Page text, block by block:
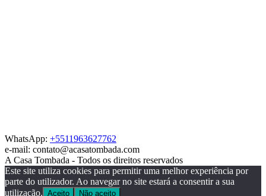
WhatsApp: +5511963627762
e-mail: contato@acasatombada.com
A Casa Tombada - Todos os direitos reservados
Este site utiliza cookies para permitir uma melhor experiência por
parte do utilizador. Ao navegar no site estará a consentir a sua
utilização. Aceito Não aceito